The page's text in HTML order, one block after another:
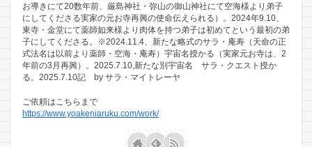
お導きにて20数年前、厳島神社・弥山の御山神社にて空海様より弟子
にしてくださる実家の元お寺再興の使命伝えられる）。2024年9.10、
東寺・金堂にて薬師如来様より肉体を持つ弟子は初めてという最初の弟
子にしてくださる。※2024.11.4、新たな略式のサラ・庵寿（天命の正
式法名は以前より薬師・空海・庵寿）宇宙名授かる（実家元お寺は、2
年前の3月再興）。2025.7.10,新たな別宇宙名 サラ・クエスト授か
る。2025.7.10記 by サラ・マイトレーヤ
ご依頼はこちらまで
https://www.yoakeniaruku.com/work/